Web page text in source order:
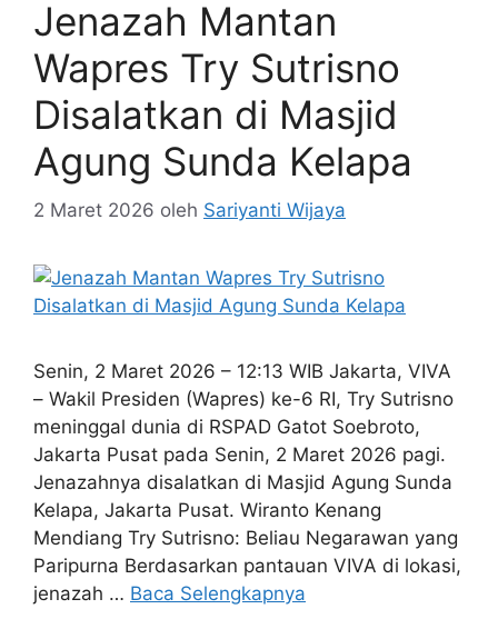
Jenazah Mantan
Wapres Try Sutrisno
Disalatkan di Masjid
Agung Sunda Kelapa
2 Maret 2026 oleh Sariyanti Wijaya
Senin, 2 Maret 2026 – 12:13 WIB Jakarta, VIVA
– Wakil Presiden (Wapres) ke-6 RI, Try Sutrisno
meninggal dunia di RSPAD Gatot Soebroto,
Jakarta Pusat pada Senin, 2 Maret 2026 pagi.
Jenazahnya disalatkan di Masjid Agung Sunda
Kelapa, Jakarta Pusat. Wiranto Kenang
Mendiang Try Sutrisno: Beliau Negarawan yang
Paripurna Berdasarkan pantauan VIVA di lokasi,
jenazah … Baca Selengkapnya